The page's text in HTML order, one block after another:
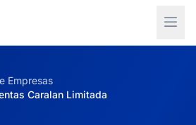
Empresas
Caralan Limitada